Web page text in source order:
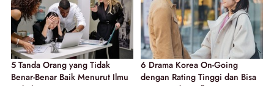
5 Tanda Orang yang Tidak
Benar-Benar Baik Menurut Ilmu
6 Drama Korea On-Going
dengan Rating Tinggi dan Bisa